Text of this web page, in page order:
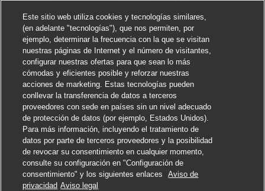
Solicitar
Este sitio web utiliza cookies y tecnologías similares,
(en adelante "tecnologías"), que nos permiten, por
ejemplo, determinar la frecuencia con la que se visitan
nuestras páginas de Internet y el número de visitantes,
configurar nuestras ofertas para que sean lo más
cómodas y eficientes posible y reforzar nuestras
acciones de marketing. Estas tecnologías pueden
conllevar la transferencia de datos a terceros
proveedores con sede en países sin un nivel adecuado
de protección de datos (por ejemplo, Estados Unidos).
Para más información, incluyendo el tratamiento de
datos por parte de terceros proveedores y la posibilidad
de revocar su consentimiento en cualquier momento,
consulte su configuración en "Configuración de
consentimiento" y los siguientes enlaces
Aviso de
privacidad Aviso legal
Me interesa
Buscar trabajos similares